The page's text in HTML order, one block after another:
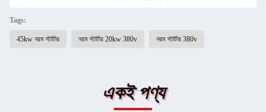
Tags:
45kw নরম স্টার্টার নরম স্টার্টার 20kw 380v নরম স্টার্টার 380v
একই পণ্য